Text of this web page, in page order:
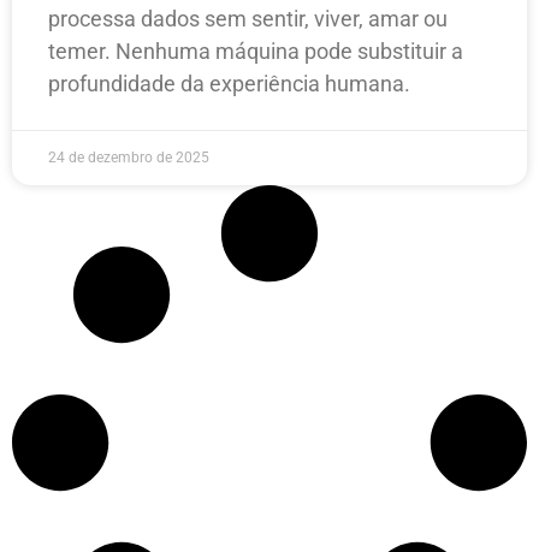
processa dados sem sentir, viver, amar ou
temer. Nenhuma máquina pode substituir a
profundidade da experiência humana.
24 de dezembro de 2025